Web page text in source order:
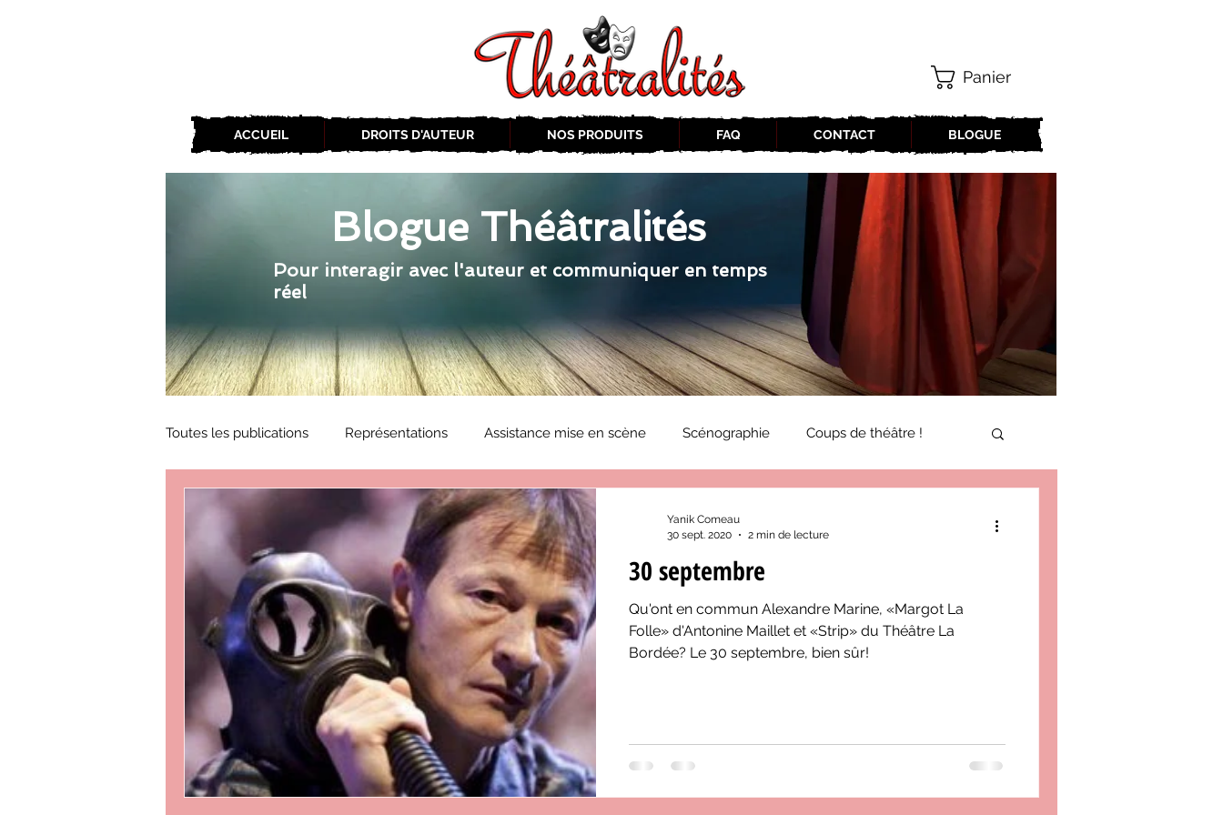
ACCUEIL DROITS D'AUTEUR NOS PRODUITS FAQ CONTACT BLOGUE
Panier
Blogue Théâtralités
Pour interagir avec l'auteur et communiquer en temps
réel
Toutes les publications Représentations Assistance mise en scène Scénographie Coups de théâtre !
Zone Culture ZoneCulture 2019-2020 Éphémérides du théâtre QC
ZoneCulture 2018-2019 ZoneCulture 2020-2021 Journal «BIENVENUE À BORD!»
ZoneCulture 2022-2023 ZoneCulture 2023-2024 ZoneCulture 2024-2025 ZoneCulture 2025-2026
critique théâtre Rhinocéros ZoneCulture 2026-2027
30 septembre
Qu'ont en commun Alexandre Marine, «Margot La
Folle» d'Antonine Maillet et «Strip» du Théâtre La
Bordée? Le 30 septembre, bien sûr!
Yanik Comeau
30 sept. 2020
2 min de lecture